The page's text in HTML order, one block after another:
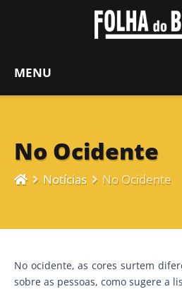
MENU
No Ocidente
Notícias No Ocidente
No ocidente, as cores surtem
sobre as pessoas, como sugere a